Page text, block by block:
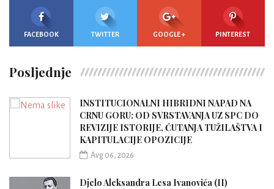
FACEBOOK TWITTER GOOGLE + PINTEREST
Posljednje
INSTITUCIONALNI HIBRIDNI NAPAD NA
CRNU GORU: OD SVRSTAVANJA UZ SPC DO
REVIZIJE ISTORIJE, ĆUTANJA TUŽILAŠTVA I
KAPITULACIJE OPOZICIJE
Avg 06, 2026
Djelo Aleksandra Lesa Ivanovića (II)